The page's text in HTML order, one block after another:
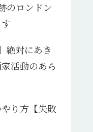
のロンドン
絶対にあき
活動のあら
り方【失敗